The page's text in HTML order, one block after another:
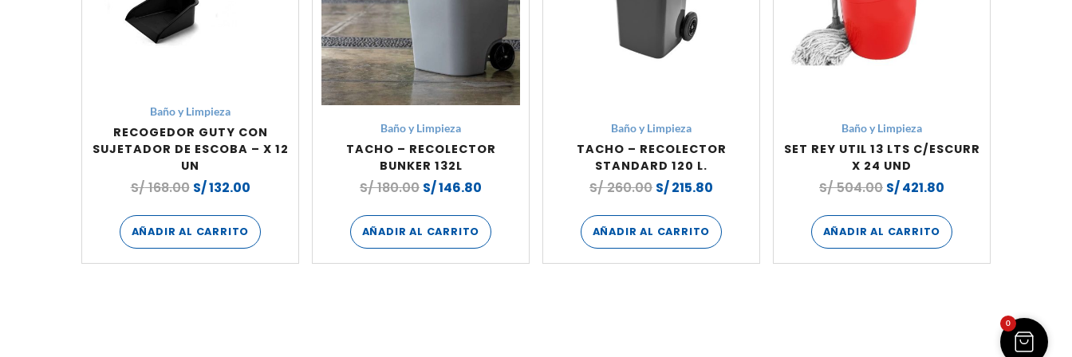
Baño y Limpieza
RECOGEDOR GUTY CON
SUJETADOR DE ESCOBA – X 12
UN
S/168.00 S/132.00
AÑADIR AL CARRITO
Baño y Limpieza
TACHO – RECOLECTOR
BUNKER 132L
S/180.00 S/146.80
AÑADIR AL CARRITO
Baño y Limpieza
TACHO – RECOLECTOR
STANDARD 120 L.
S/260.00 S/215.80
AÑADIR AL CARRITO
Baño y Limpieza
SET REY UTIL 13 LTS C/ESCURR
X 24 UND
S/504.00 S/421.80
AÑADIR AL CARRITO
0